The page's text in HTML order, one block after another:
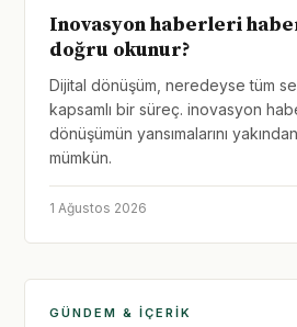
Inovasyon haberleri
doğru okunur?
Dijital dönüşüm, neredeyse tüm
kapsamlı bir süreç. inovasyon
dönüşümün yansımalarını
mümkün.
1 Ağustos 2026
GÜNDEM & İÇERIK